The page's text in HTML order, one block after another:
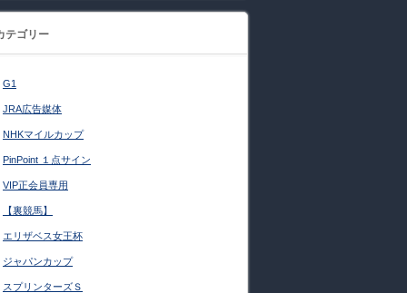
テゴリー
G1
JRA広告媒体
NHKマイルカップ
PinPoint １点サイン
VIP正会員専用
【裏競馬】
エリザベス女王杯
ジャパンカップ
スプリンターズＳ